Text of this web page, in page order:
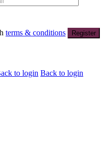
terms & conditions Register
to login Back to login